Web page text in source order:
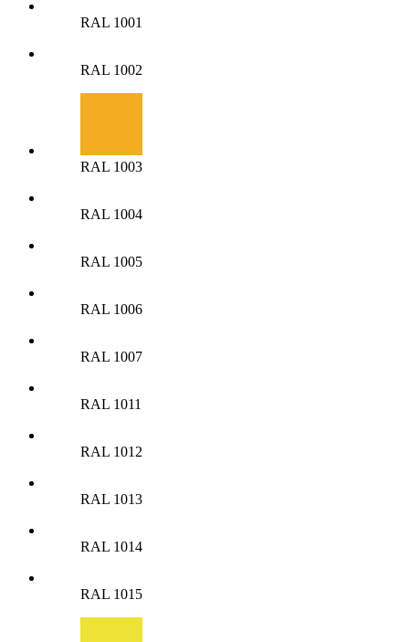
RAL 1001
RAL 1002
RAL 1003
RAL 1004
RAL 1005
RAL 1006
RAL 1007
RAL 1011
RAL 1012
RAL 1013
RAL 1014
RAL 1015